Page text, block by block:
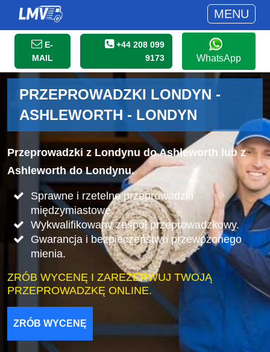
MENU
E-
MAIL
+44 208 099
9173
WhatsApp
PRZEPROWADZKI LONDYN -
ASHLEWORTH - LONDYN
Przeprowadzki z Londynu do Ashleworth lub z
Ashleworth do Londynu.
Sprawne i rzetelne przeprowadzki
międzymiastowe.
Wykwalifikowany zespół przeprowadzkowy.
Gwarancja i bezpieczeństwo przewożonego
mienia.
ZRÓB WYCENĘ I ZAREZERWUJ TWOJĄ
PRZEPROWADZKĘ ONLINE.
ZRÓB WYCENĘ